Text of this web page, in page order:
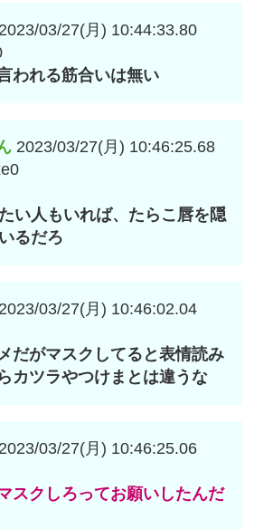
2023/03/27(月) 10:44:33.80
われる筋合いは無い
2023/03/27(月) 10:46:25.68
い人もいれば、たらこ唇を隠
るだろ
2023/03/27(月) 10:46:02.04
だがマスクしてると表情読み
カツラやつけまとは違うな
2023/03/27(月) 10:46:25.06
スクしろってお願いしたんだ